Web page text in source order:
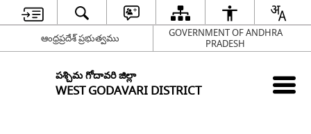
ఆంధ్రప్రదేశ్ ప్రభుత్వము
GOVERNMENT OF ANDHRA
PRADESH
పశ్చిమ గోదావరి జిల్లా
WEST GODAVARI DISTRICT